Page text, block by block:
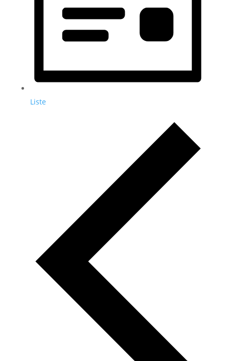
Liste